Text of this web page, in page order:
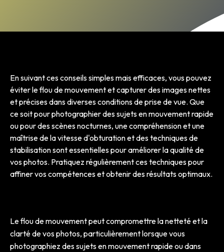
En suivant ces conseils simples mais efficaces, vous pouvez
éviter le flou de mouvement et capturer des images nettes
et précises dans diverses conditions de prise de vue. Que
ce soit pour photographier des sujets en mouvement rapide
ou pour des scènes nocturnes, une compréhension et une
maîtrise de la vitesse d'obturation et des techniques de
stabilisation sont essentielles pour améliorer la qualité de
vos photos. Pratiquez régulièrement ces techniques pour
affiner vos compétences et obtenir des résultats optimaux.
Le flou de mouvement peut compromettre la netteté et la
clarté de vos photos, particulièrement lorsque vous
photographiez des sujets en mouvement rapide ou dans